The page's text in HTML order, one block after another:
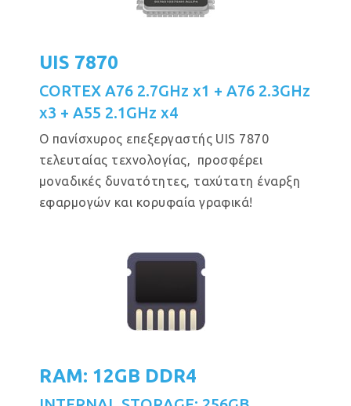
UIS 7870
CORTEX A76 2.7GHz x1 + A76 2.3GHz
x3 + A55 2.1GHz x4
Ο πανίσχυρος επεξεργαστής UIS 7870
τελευταίας τεχνολογίας, προσφέρει
μοναδικές δυνατότητες, ταχύτατη έναρξη
εφαρμογών και κορυφαία γραφικά!
RAM: 12GB DDR4